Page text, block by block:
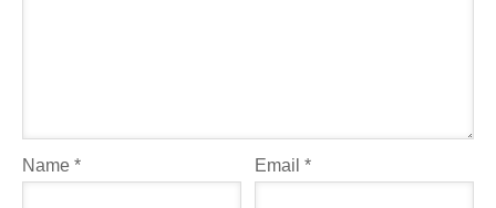
Name * Email*